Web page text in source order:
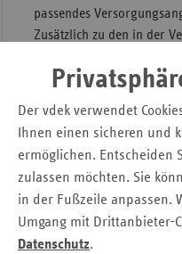
Der vdek verwendet
Ihnen einen sicheren und
ermöglichen. Entscheiden
zulassen möchten. Sie
in der Fußzeile anpassen.
Umgang mit Drittanbieter-
Datenschutz.
passendes
Zusätzlich zu den in der
Versicherten noch
Modellvorhaben
Qualitätsverträge
Angebote zur
nach § 20a SGB V